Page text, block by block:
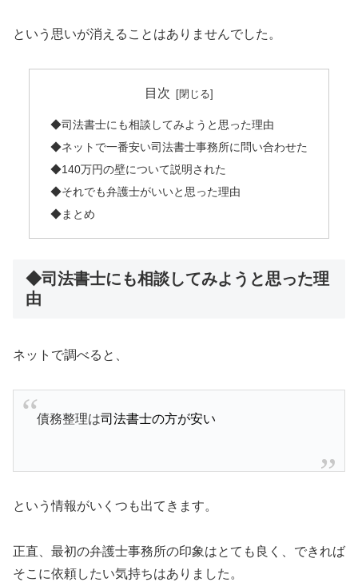
という思いが消えることはありませんでした。
目次
◆司法書士にも相談してみようと思った理由
◆ネットで一番安い司法書士事務所に問い合わせた
◆140万円の壁について説明された
◆それでも弁護士がいいと思った理由
◆まとめ
◆司法書士にも相談してみようと思った理
由
ネットで調べると、
債務整理は司法書士の方が安い
という情報がいくつも出てきます。
正直、最初の弁護士事務所の印象はとても良く、できれば
そこに依頼したい気持ちはありました。